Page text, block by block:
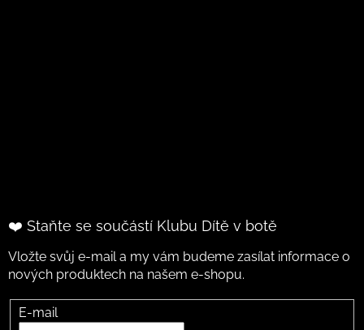
❤️ Staňte se součástí Klubu Dítě v botě
Vložte svůj e-mail a my vám budeme zasílat informace o
nových produktech na našem e-shopu.
E-mail